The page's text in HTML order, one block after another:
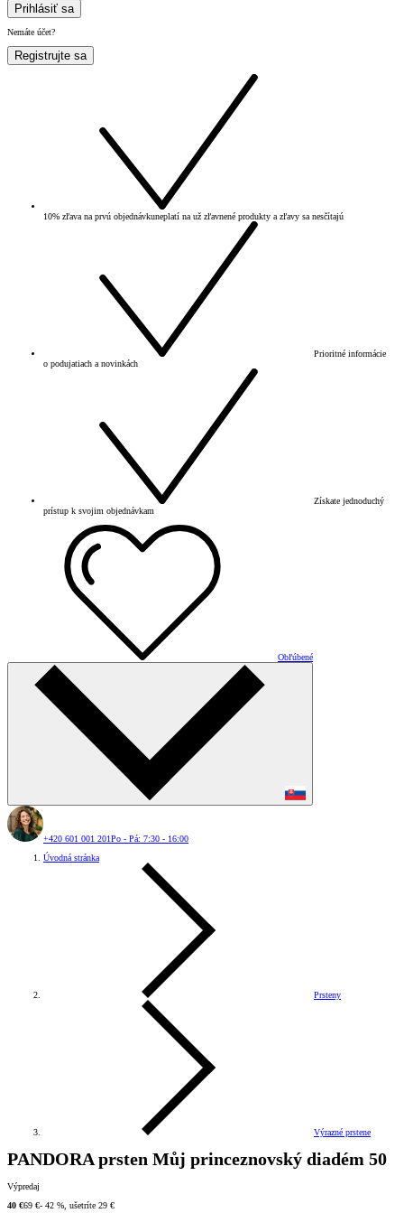
Prihlásiť sa
Nemáte účet?
Registrujte sa
10% zľava na prvú objednávkuneplatí na už zľavnené produkty a zľavy sa nesčítajú
Prioritné informácie
o podujatiach a novinkách
Získate jednoduchý
prístup k svojim objednávkam
Obľúbené
+420 601 001 201Po - Pá: 7:30 - 16:00
Úvodná stránka
Prsteny
Výrazné prstene
PANDORA prsten Můj princeznovský diadém 50
Výpredaj
40 €69 €- 42 %, ušetríte 29 €